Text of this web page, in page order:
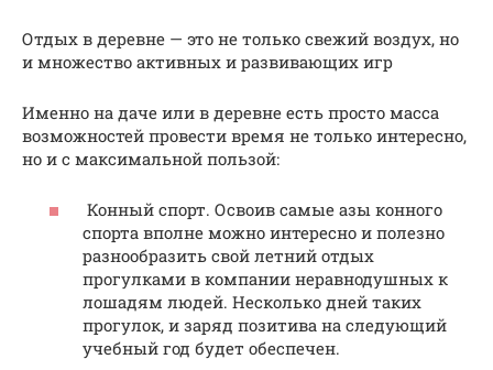
Отдых в деревне — это не только свежий воздух, но
и множество активных и развивающих игр
Именно на даче или в деревне есть просто масса
возможностей провести время не только интересно,
но и с максимальной пользой:
Конный спорт. Освоив самые азы конного
спорта вполне можно интересно и полезно
разнообразить свой летний отдых
прогулками в компании неравнодушных к
лошадям людей. Несколько дней таких
прогулок, и заряд позитива на следующий
учебный год будет обеспечен.